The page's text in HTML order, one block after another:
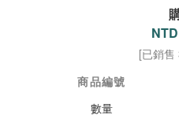
[已銷售
商品編號
數量